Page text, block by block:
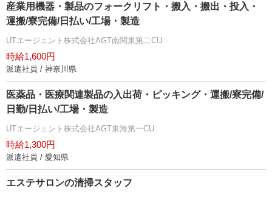
産業用機器・製品のフォークリフト・搬入・搬出・投入・
運搬/寮完備/日払い/工場・製造
UTエージェント株式会社AGT南関東第二CU
時給1,600円
派遣社員 / 神奈川県
医薬品・医療関連製品の入出荷・ピッキング・運搬/寮完備/
日勤/日払い/工場・製造
UTエージェント株式会社AGT東海第一CU
時給1,300円
派遣社員 / 愛知県
エステサロンの清掃スタッフ